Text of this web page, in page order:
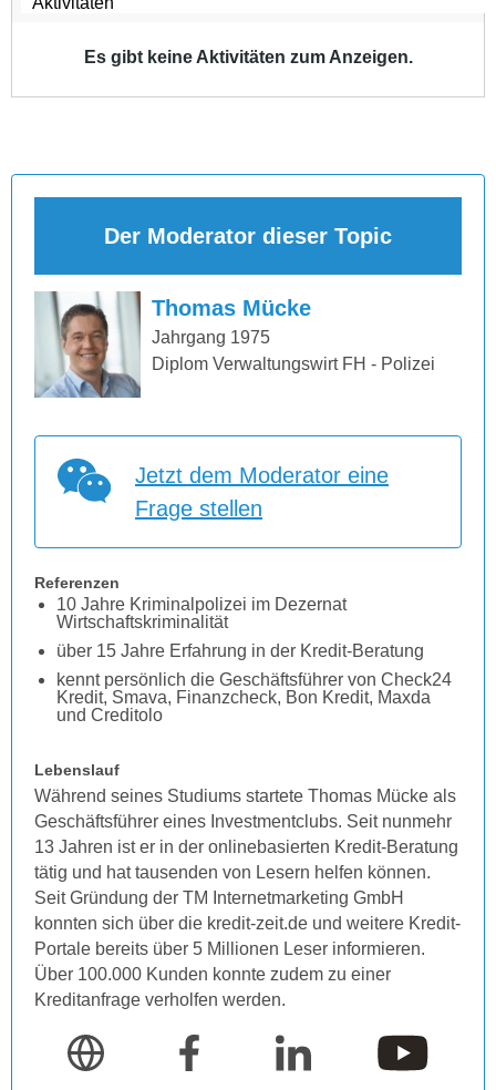
Es gibt keine Aktivitäten zum Anzeigen.
Der Moderator dieser Topic
Thomas Mücke
Jahrgang 1975
Diplom Verwaltungswirt FH - Polizei
Jetzt dem Moderator eine
Frage stellen
Referenzen
10 Jahre Kriminalpolizei im Dezernat
Wirtschaftskriminalität
über 15 Jahre Erfahrung in der Kredit-Beratung
kennt persönlich die Geschäftsführer von Check24
Kredit, Smava, Finanzcheck, Bon Kredit, Maxda
und Creditolo
Lebenslauf
Während seines Studiums startete Thomas Mücke als
Geschäftsführer eines Investmentclubs. Seit nunmehr
13 Jahren ist er in der onlinebasierten Kredit-Beratung
tätig und hat tausenden von Lesern helfen können.
Seit Gründung der TM Internetmarketing GmbH
konnten sich über die kredit-zeit.de und weitere Kredit-
Portale bereits über 5 Millionen Leser informieren.
Über 100.000 Kunden konnte zudem zu einer
Kreditanfrage verholfen werden.